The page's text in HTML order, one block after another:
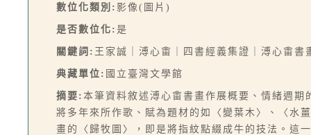
數位化類別: 影像(圖片)
是否數位化: 是
關鍵詞: 王家誠｜溥心畬｜四書經義集證｜溥心畬書
典藏單位: 國立臺灣文學館
摘要: 本筆資料敘述溥心畬書畫作展概要、情緒週
將多年來所作歌、賦為題材的如〈變葉木〉、〈水
畫的〈歸牧圖〉，即是將指紋點綴成牛的技法。這